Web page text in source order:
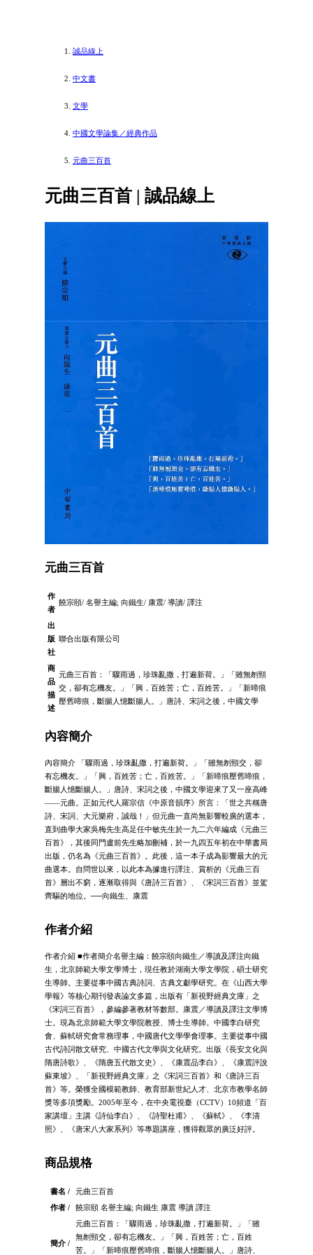
誠品線上
中文書
文學
中國文學論集／經典作品
元曲三百首
元曲三百首 | 誠品線上
元曲三百首
作
者
饒宗頤/ 名譽主編; 向鐵生/ 康震/ 導讀/ 譯注
出
版
社
聯合出版有限公司
商
品
描
述
元曲三百首：「驟雨過，珍珠亂撒，打遍新荷。」「雖無刎頸
交，卻有忘機友。」「興，百姓苦；亡，百姓苦。」「新啼痕
壓舊啼痕，斷腸人憶斷腸人。」唐詩、宋詞之後，中國文學
內容簡介
內容簡介 「驟雨過，珍珠亂撒，打遍新荷。」「雖無刎頸交，卻
有忘機友。」「興，百姓苦；亡，百姓苦。」「新啼痕壓舊啼痕，
斷腸人憶斷腸人。」唐詩、宋詞之後，中國文學迎來了又一座高峰
——元曲。正如元代人羅宗信《中原音韻序》所言：「世之共稱唐
詩、宋詞、大元樂府，誠哉！」但元曲一直尚無影響較廣的選本，
直到曲學大家吳梅先生高足任中敏先生於一九二六年編成《元曲三
百首》，其後同門盧前先生略加刪補，於一九四五年初在中華書局
出版，仍名為《元曲三百首》。此後，這一本子成為影響最大的元
曲選本。自問世以來，以此本為據進行譯注、賞析的《元曲三百
首》層出不窮，逐漸取得與《唐詩三百首》、《宋詞三百首》並駕
齊驅的地位。──向鐵生、康震
作者介紹
作者介紹 ■作者簡介名譽主編：饒宗頤向鐵生／導讀及譯注向鐵
生，北京師範大學文學博士，現任教於湖南大學文學院，碩士研究
生導師。主要從事中國古典詩詞、古典文獻學研究。在《山西大學
學報》等核心期刊發表論文多篇，出版有「新視野經典文庫」之
《宋詞三百首》，參編參著教材等數部。康震／導讀及譯注文學博
士。現為北京師範大學文學院教授、博士生導師。中國李白研究
會、蘇軾研究會常務理事，中國唐代文學學會理事。主要從事中國
古代詩詞散文研究、中國古代文學與文化研究。出版《長安文化與
隋唐詩歌》、《隋唐五代散文史》、《康震品李白》、《康震評說
蘇東坡》、「新視野經典文庫」之《宋詞三百首》和《唐詩三百
首》等。榮獲全國模範教師、教育部新世紀人才、北京市教學名師
獎等多項獎勵。2005年至今，在中央電視臺（CCTV）10頻道「百
家講壇」主講《詩仙李白》、《詩聖杜甫》、《蘇軾》、《李清
照》、《唐宋八大家系列》等專題講座，獲得觀眾的廣泛好評。
商品規格
書名 /
元曲三百首
作者 /
饒宗頤 名譽主編; 向鐵生 康震 導讀 譯注
簡介 /
元曲三百首：「驟雨過，珍珠亂撒，打遍新荷。」「雖
無刎頸交，卻有忘機友。」「興，百姓苦；亡，百姓
苦。」「新啼痕壓舊啼痕，斷腸人憶斷腸人。」唐詩、